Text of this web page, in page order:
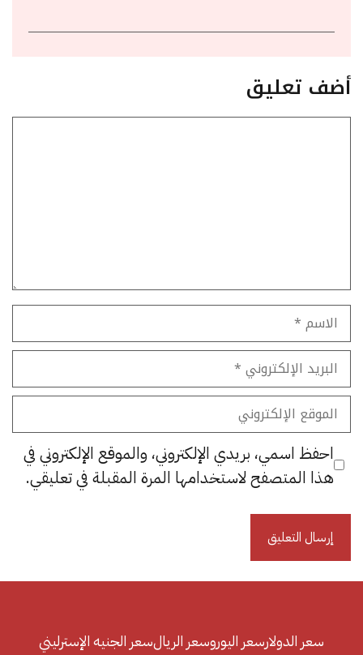
أضف تعليق
الاسم
البريد
الإلكتروني
الموقع
الإلكتروني
احفظ اسمي، بريدي الإلكتروني، والموقع الإلكتروني في
هذا المتصفح لاستخدامها المرة المقبلة في تعليقي.
سعر الدولارسعر اليوروسعر الريالسعر الجنيه الإسترليني